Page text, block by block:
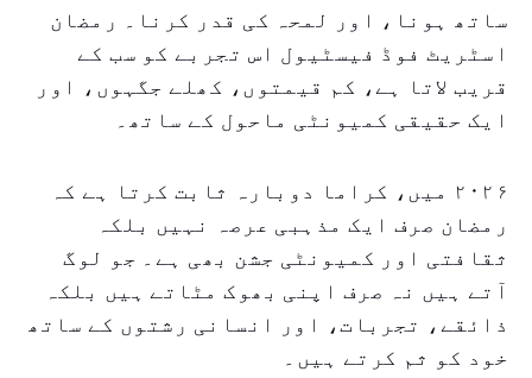
ساتھ ہونا، اور لمحہ کی قدر کرنا۔ رمضان
اسٹریٹ فوڈ فیسٹیول اس تجربے کو سب کے
قریب لاتا ہے، کم قیمتوں، کھلے جگہوں، اور
ایک حقیقی کمیونٹی ماحول کے ساتھ۔
۲۰۲۶ میں، کراما دوبارہ ثابت کرتا ہے کہ
رمضان صرف ایک مذہبی عرصہ نہیں بلکہ
ثقافتی اور کمیونٹی جشن بھی ہے۔ جو لوگ
آتے ہیں نہ صرف اپنی بھوک مٹاتے ہیں بلکہ
ذائقے، تجربات، اور انسانی رشتوں کے ساتھ
خود کو ثم کرتے ہیں۔